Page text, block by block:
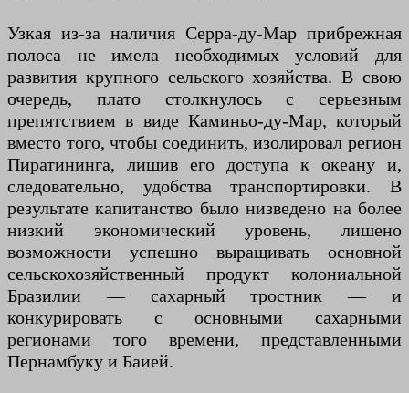
Узкая из-за наличия Серра-ду-Мар прибрежная
полоса не имела необходимых условий для
развития крупного сельского хозяйства. В свою
очередь, плато столкнулось с серьезным
препятствием в виде Каминьо-ду-Мар, который
вместо того, чтобы соединить, изолировал регион
Пиратининга, лишив его доступа к океану и,
следовательно, удобства транспортировки. В
результате капитанство было низведено на более
низкий экономический уровень, лишено
возможности успешно выращивать основной
сельскохозяйственный продукт колониальной
Бразилии — сахарный тростник — и
конкурировать с основными сахарными
регионами того времени, представленными
Пернамбуку и Баией.